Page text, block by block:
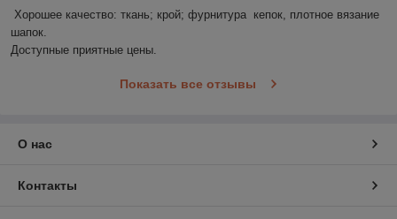
Хорошее качество: ткань; крой; фурнитура  кепок, плотное вязание
шапок.
Доступные приятные цены.
Показать все отзывы
О нас
Контакты